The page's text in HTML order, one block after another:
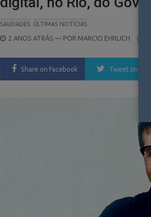
SAUDADES ÚLTIMAS NOTÍCIAS
POSTED
2 ANOS ATRÁS — POR MARCIO EHRLICH
Share on Facebook Tweet on